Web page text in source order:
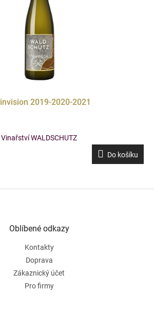
2019-2020-2021
Vinařství WALDSCHUTZ
Do košíku
Oblíbené odkazy
Kontakty
Doprava
Zákaznický účet
Pro firmy